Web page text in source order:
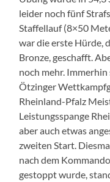
leider noch fünf
Staffellauf (8×50
war die erste Hürde,
Bronze, geschafft.
noch mehr.
Ötzinger
Rheinland-Pfalz
Leistungsspange
aber auch etwas
zweiten Start.
nach dem
gestoppt wurde,